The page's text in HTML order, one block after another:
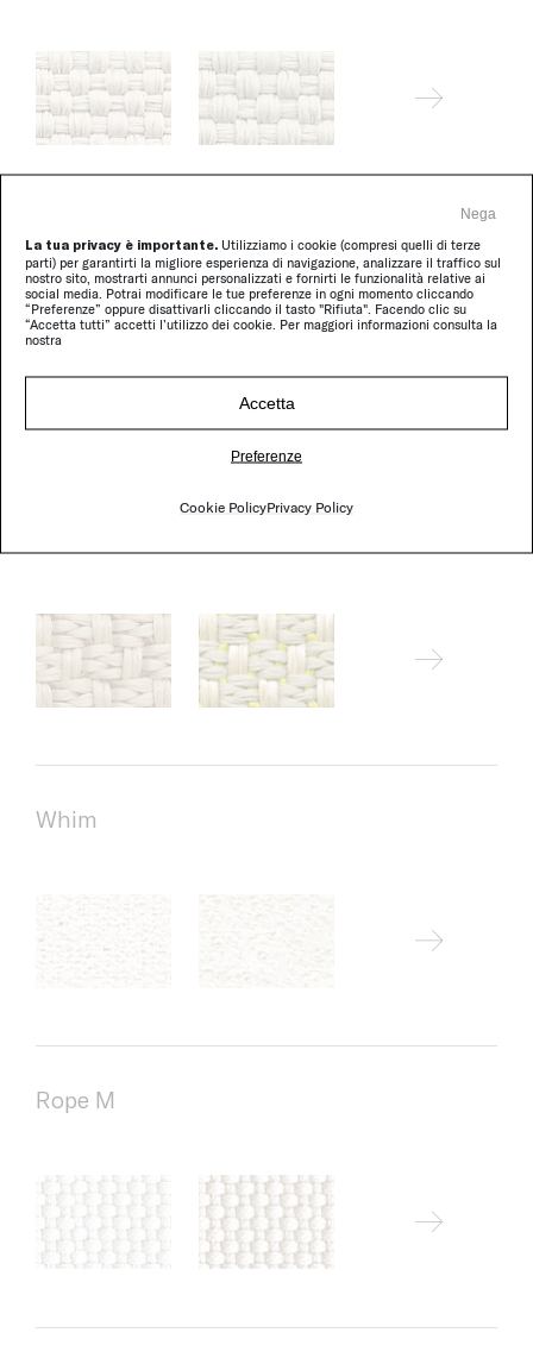
La tua privacy è importante. Utilizziamo i cookie (compresi quelli di terze
parti) per garantirti la migliore esperienza di navigazione, analizzare il traffico sul
nostro sito, mostrarti annunci personalizzati e fornirti le funzionalità relative ai
social media. Potrai modificare le tue preferenze in ogni momento cliccando
“Preferenze” oppure disattivarli cliccando il tasto "Rifiuta". Facendo clic su
“Accetta tutti” accetti l’utilizzo dei cookie. Per maggiori informazioni consulta la
nostra
Accetta
Nega
Preferenze
Cookie PolicyPrivacy Policy
Maris
Whim
Rope M